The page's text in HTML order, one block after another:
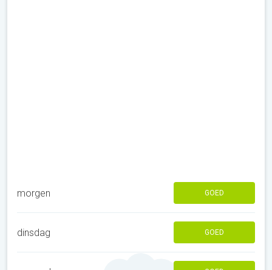
morgen GOED
dinsdag GOED